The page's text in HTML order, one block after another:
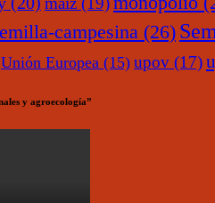
campesina (26)
Unión Europea (15) upov (17)
y agroecología”